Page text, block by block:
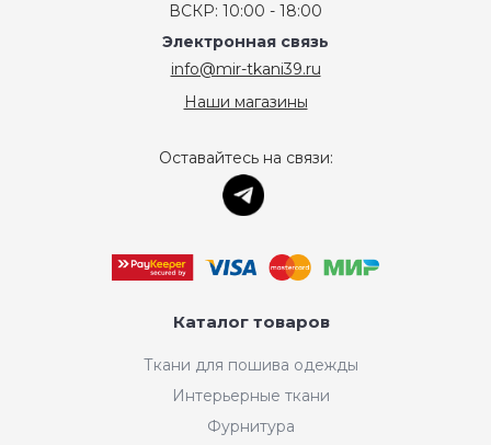
ВСКР: 10:00 - 18:00
Электронная связь
info@mir-tkani39.ru
Наши магазины
Оставайтесь на связи:
Каталог товаров
Ткани для пошива одежды
Интерьерные ткани
Фурнитура